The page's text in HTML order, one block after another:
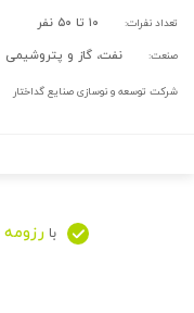
تعداد نفرات: ۱۰ تا ۵۰ نفر
صنعت: نفت، گاز و پتروشیمی
شرکت توسعه و نوسازی صنایع گداختار
با